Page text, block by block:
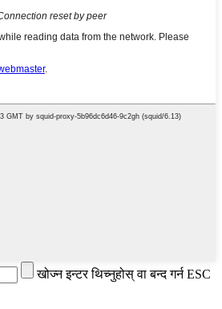
खोज्न इन्टर थिच्नुहोस् वा बन्द गर्न ESC